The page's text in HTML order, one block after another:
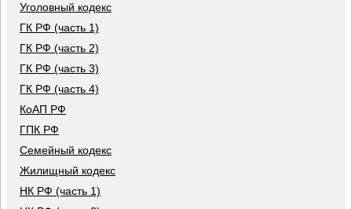
Уголовный кодекс
ГК РФ (часть 1)
ГК РФ (часть 2)
ГК РФ (часть 3)
ГК РФ (часть 4)
КоАП РФ
ГПК РФ
Семейный кодекс
Жилищный кодекс
НК РФ (часть 1)